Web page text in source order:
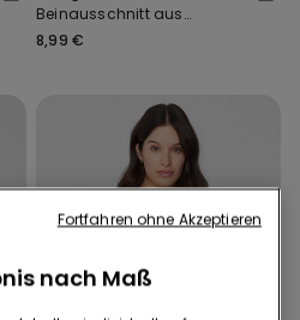
Beinausschnitt aus
recycelter Spitze
8,99 €
nach Maß
Fortfahren ohne Akzeptieren